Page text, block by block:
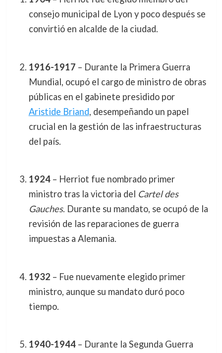
consejo municipal de Lyon y poco después se
convirtió en alcalde de la ciudad.
1916-1917 – Durante la Primera Guerra
Mundial, ocupó el cargo de ministro de obras
públicas en el gabinete presidido por
Aristide Briand, desempeñando un papel
crucial en la gestión de las infraestructuras
del país.
1924– Herriot fue nombrado primer
ministro tras la victoria del Cartel des
Gauches. Durante su mandato, se ocupó de la
revisión de las reparaciones de guerra
impuestas a Alemania.
1932 – Fue nuevamente elegido primer
ministro, aunque su mandato duró poco
tiempo.
1940-1944– Durante la Segunda Guerra